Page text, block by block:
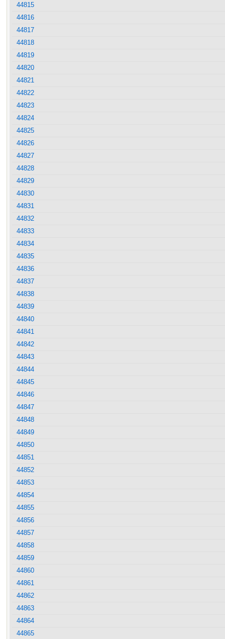
44815
44816
44817
44818
44819
44820
44821
44822
44823
44824
44825
44826
44827
44828
44829
44830
44831
44832
44833
44834
44835
44836
44837
44838
44839
44840
44841
44842
44843
44844
44845
44846
44847
44848
44849
44850
44851
44852
44853
44854
44855
44856
44857
44858
44859
44860
44861
44862
44863
44864
44865